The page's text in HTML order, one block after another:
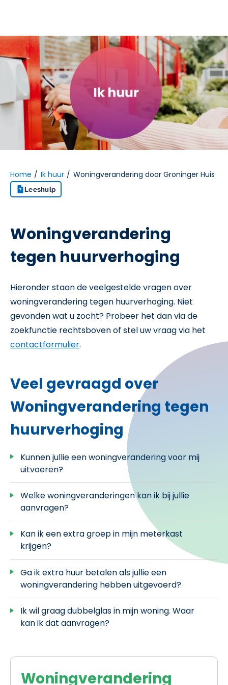
Naar hoofdinhoud
Naar hoofdnavigatiemenu
Naar zoeken
Home Ik huur Woningverandering door Groninger Huis
Leeshulp
Woningverandering
tegen huurverhoging
Hieronder staan de veelgestelde vragen over
woningverandering tegen huurverhoging. Niet
gevonden wat u zocht? Probeer het dan via de
zoekfunctie rechtsboven of stel uw vraag via het
contactformulier.
Veel gevraagd over
Woningverandering tegen
huurverhoging
Kunnen jullie een woningverandering voor mij
uitvoeren?
Welke woningveranderingen kan ik bij jullie
aanvragen?
Kan ik een extra groep in mijn meterkast
krijgen?
Ga ik extra huur betalen als jullie een
woningverandering hebben uitgevoerd?
Ik wil graag dubbelglas in mijn woning. Waar
kan ik dat aanvragen?
Woningverandering